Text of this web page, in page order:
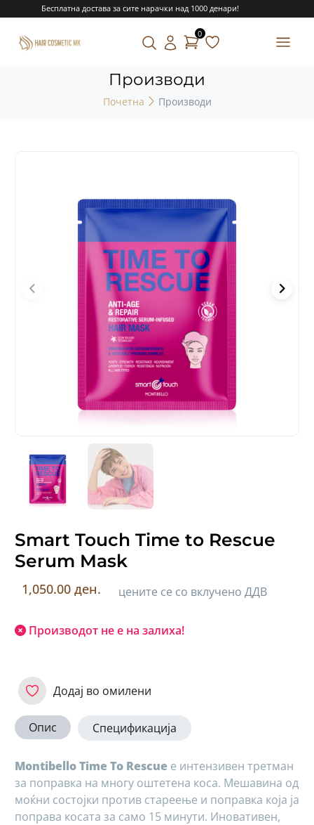
Бесплатна достава за сите нарачки над 1000 денари!
0
Производи
Почетна Производи
Smart Touch Time to Rescue
Serum Mask
1,050.00 ден. цените се со вклучено ДДВ
Производот не е на залиха!
Додај во омилени
Опис Спецификација
Montibello Time To Rescue е интензивен третман
за поправка на многу оштетена коса. Мешавина од
моќни состојки против стареење и поправка која ја
поправа косата за само 15 минути. Иновативен,